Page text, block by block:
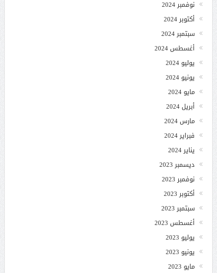
نوفمبر 2024
أكتوبر 2024
سبتمبر 2024
أغسطس 2024
يوليو 2024
يونيو 2024
مايو 2024
أبريل 2024
مارس 2024
فبراير 2024
يناير 2024
ديسمبر 2023
نوفمبر 2023
أكتوبر 2023
سبتمبر 2023
أغسطس 2023
يوليو 2023
يونيو 2023
مايو 2023